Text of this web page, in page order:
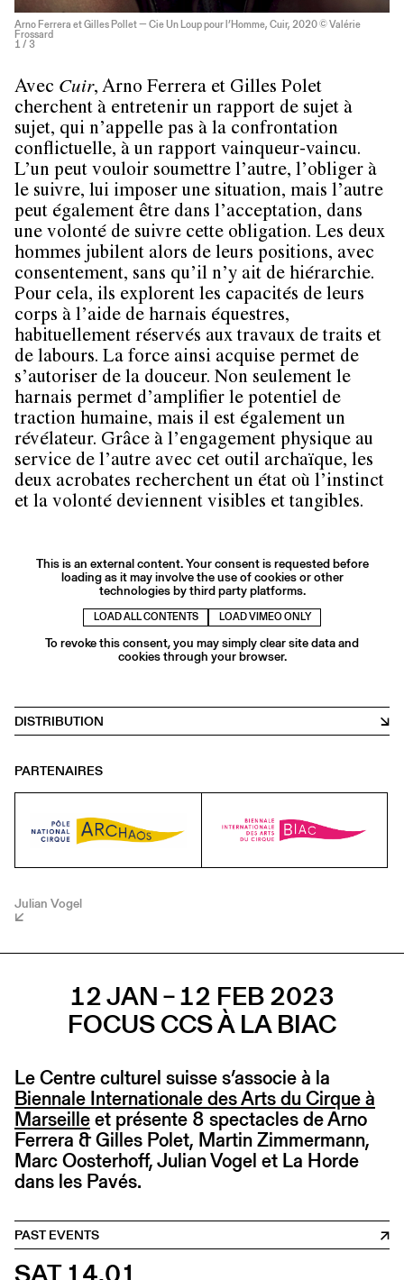
Arno Ferrera et Gilles Pollet — Cie Un Loup pour l’Homme, Cuir, 2020 © Valérie
Frossard
1 / 3
Avec Cuir, Arno Ferrera et Gilles Polet
cherchent à entretenir un rapport de sujet à
sujet, qui n’appelle pas à la confrontation
conflictuelle, à un rapport vainqueur-vaincu.
L’un peut vouloir soumettre l’autre, l’obliger à
le suivre, lui imposer une situation, mais l’autre
peut également être dans l’acceptation, dans
une volonté de suivre cette obligation. Les deux
hommes jubilent alors de leurs positions, avec
consentement, sans qu’il n’y ait de hiérarchie.
Pour cela, ils explorent les capacités de leurs
corps à l’aide de harnais équestres,
habituellement réservés aux travaux de traits et
de labours. La force ainsi acquise permet de
s’autoriser de la douceur. Non seulement le
harnais permet d’amplifier le potentiel de
traction humaine, mais il est également un
révélateur. Grâce à l’engagement physique au
service de l’autre avec cet outil archaïque, les
deux acrobates recherchent un état où l’instinct
et la volonté deviennent visibles et tangibles.
This is an external content. Your consent is requested before
loading as it may involve the use of cookies or other
technologies by third party platforms.
LOAD ALL CONTENTS LOAD VIMEO ONLY
To revoke this consent, you may simply clear site data and
cookies through your browser.
DISTRIBUTION
PARTENAIRES
Julian Vogel
12 JAN – 12 FEB 2023
FOCUS CCS À LA BIAC
Le Centre culturel suisse s’associe à la
Biennale Internationale des Arts du Cirque à
Marseilleet présente 8 spectacles de Arno
Ferrera & Gilles Polet, Martin Zimmermann,
Marc Oosterhoff, Julian Vogel et La Horde
dans les Pavés.
PAST EVENTS